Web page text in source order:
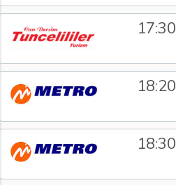
17:30
18:20
18:30